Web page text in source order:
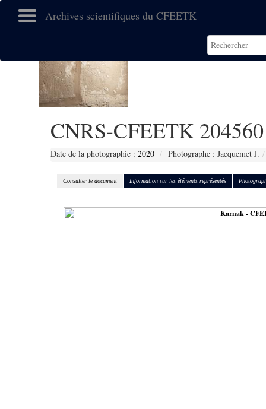
Archives scientifiques du CFEETK
CNRS-CFEETK 204560
Date de la photographie : 2020 Photographe : Jacquemet J.
Consulter le document Information sur les éléments représentés